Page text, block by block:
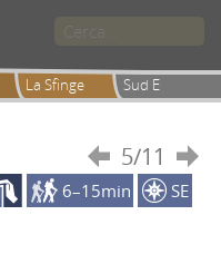
La Sfinge Sud E
 5/11

6–15min SE